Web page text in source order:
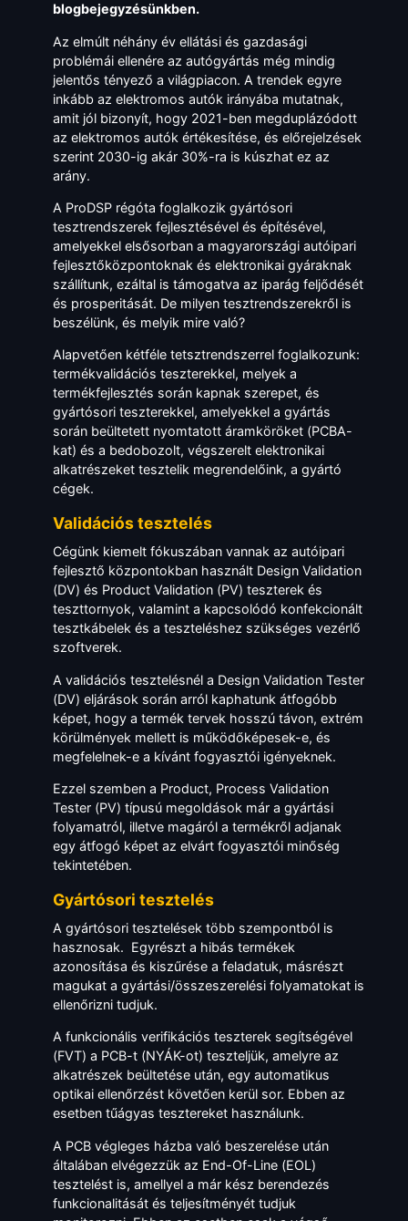
blogbejegyzésünkben.
Az elmúlt néhány év ellátási és gazdasági
problémái ellenére az autógyártás még mindig
jelentős tényező a világpiacon. A trendek egyre
inkább az elektromos autók irányába mutatnak,
amit jól bizonyít, hogy 2021-ben megduplázódott
az elektromos autók értékesítése, és előrejelzések
szerint 2030-ig akár 30%-ra is kúszhat ez az
arány.
A ProDSP régóta foglalkozik gyártósori
tesztrendszerek fejlesztésével és építésével,
amelyekkel elsősorban a magyarországi autóipari
fejlesztőközpontoknak és elektronikai gyáraknak
szállítunk, ezáltal is támogatva az iparág feljődését
és prosperitását. De milyen tesztrendszerekről is
beszélünk, és melyik mire való?
Alapvetően kétféle tetsztrendszerrel foglalkozunk:
termékvalidációs teszterekkel, melyek a
termékfejlesztés során kapnak szerepet, és
gyártósori teszterekkel, amelyekkel a gyártás
során beültetett nyomtatott áramköröket (PCBA-
kat) és a bedobozolt, végszerelt elektronikai
alkatrészeket tesztelik megrendelőink, a gyártó
cégek.
Validációs tesztelés
Cégünk kiemelt fókuszában vannak az autóipari
fejlesztő központokban használt Design Validation
(DV) és Product Validation (PV) teszterek és
teszttornyok, valamint a kapcsolódó konfekcionált
tesztkábelek és a teszteléshez szükséges vezérlő
szoftverek.
A validációs tesztelésnél a Design Validation Tester
(DV) eljárások során arról kaphatunk átfogóbb
képet, hogy a termék tervek hosszú távon, extrém
körülmények mellett is működőképesek-e, és
megfelelnek-e a kívánt fogyasztói igényeknek.
Ezzel szemben a Product, Process Validation
Tester (PV) típusú megoldások már a gyártási
folyamatról, illetve magáról a termékről adjanak
egy átfogó képet az elvárt fogyasztói minőség
tekintetében.
Gyártósori tesztelés
A gyártósori tesztelések több szempontból is
hasznosak. Egyrészt a hibás termékek
azonosítása és kiszűrése a feladatuk, másrészt
magukat a gyártási/összeszerelési folyamatokat is
ellenőrizni tudjuk.
A funkcionális verifikációs teszterek segítségével
(FVT) a PCB-t (NYÁK-ot) teszteljük, amelyre az
alkatrészek beültetése után, egy automatikus
optikai ellenőrzést követően kerül sor. Ebben az
esetben tűágyas tesztereket használunk.
A PCB végleges házba való beszerelése után
általában elvégezzük az End-Of-Line (EOL)
tesztelést is, amellyel a már kész berendezés
funkcionalitását és teljesítményét tudjuk